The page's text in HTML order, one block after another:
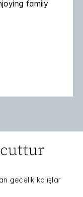
family
gecelik kalışlar